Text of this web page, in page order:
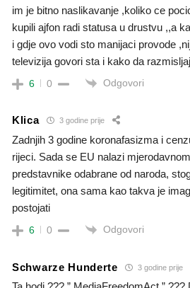
im je bitno naslikavanje ,koliko ce
kupili ajfon radi statusa u drustvu ,,a
i gdje ovo vodi sto manijaci provode
televizija govori sta i kako da
6 0 Odgovori
Klica 3 godine prije
Zadnjih 3 godine koronafasizma i
rijeci. Sada se EU nalazi
predstavnike odabrane od naroda,
legitimitet, ona sama kao takva je
postojati
6 0 Odgovori
Schwarze Hunderte 3 godine prije